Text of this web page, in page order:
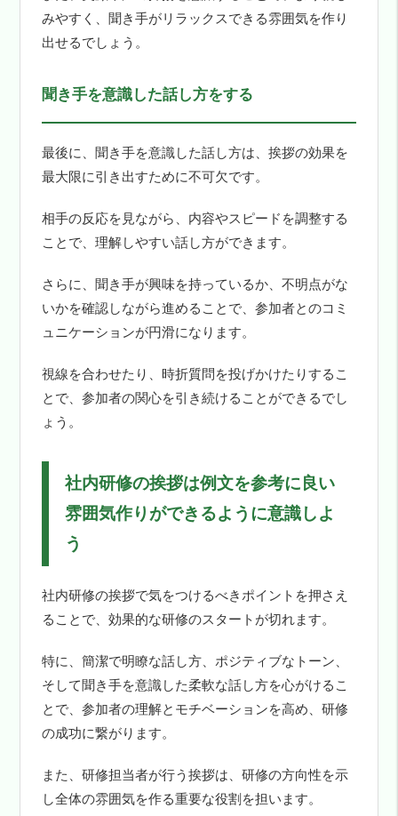
みやすく、聞き手がリラックスできる雰囲気を作り
出せるでしょう。
聞き手を意識した話し方をする
最後に、聞き手を意識した話し方は、挨拶の効果を
最大限に引き出すために不可欠です。
相手の反応を見ながら、内容やスピードを調整する
ことで、理解しやすい話し方ができます。
さらに、聞き手が興味を持っているか、不明点がな
いかを確認しながら進めることで、参加者とのコミ
ュニケーションが円滑になります。
視線を合わせたり、時折質問を投げかけたりするこ
とで、参加者の関心を引き続けることができるでし
ょう。
社内研修の挨拶は例文を参考に良い
雰囲気作りができるように意識しよ
う
社内研修の挨拶で気をつけるべきポイントを押さえ
ることで、効果的な研修のスタートが切れます。
特に、簡潔で明瞭な話し方、ポジティブなトーン、
そして聞き手を意識した柔軟な話し方を心がけるこ
とで、参加者の理解とモチベーションを高め、研修
の成功に繋がります。
また、研修担当者が行う挨拶は、研修の方向性を示
し全体の雰囲気を作る重要な役割を担います。